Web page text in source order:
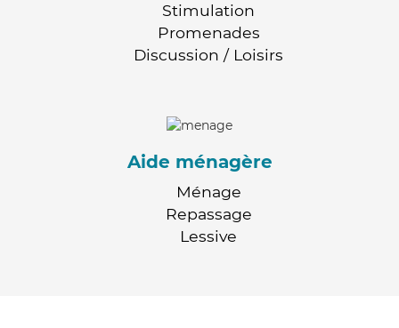
Stimulation
Promenades
Discussion / Loisirs
Aide ménagère
Ménage
Repassage
Lessive